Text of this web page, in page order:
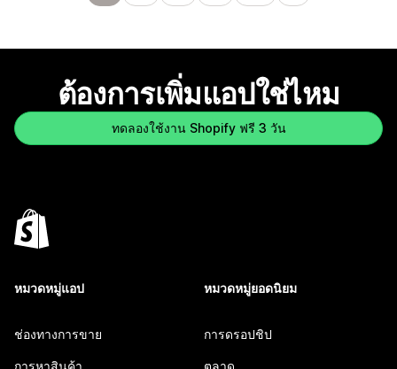
ต้องการเพิ่มแอปใช่ไหม
ทดลองใช้งาน Shopify ฟรี 3 วัน
หมวดหมู่แอป
ช่องทางการขาย
การหาสินค้า
หมวดหมู่ยอดนิยม
การดรอปชิป
ตลาด